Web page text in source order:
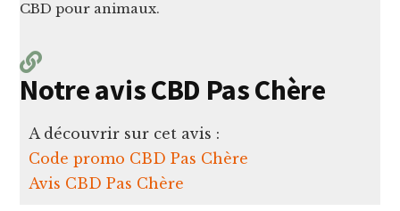
CBD pour animaux.
Notre avis CBD Pas Chère
A découvrir sur cet avis :
Code promo CBD Pas Chère
Avis CBD Pas Chère